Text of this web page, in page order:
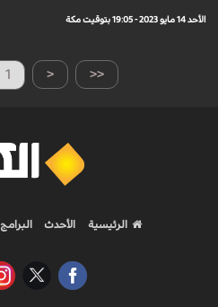
الأحد 14 مايو 2023 - 19:05 بتوقيت مكة
1 < <<
الرئيسية الأحدث البرامج